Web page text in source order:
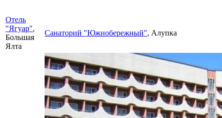
Отель
"Ягуар",
Большая
Ялта
Санаторий "Южнобережный", Алупка